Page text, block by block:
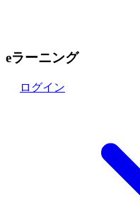
eラーニング
ログイン